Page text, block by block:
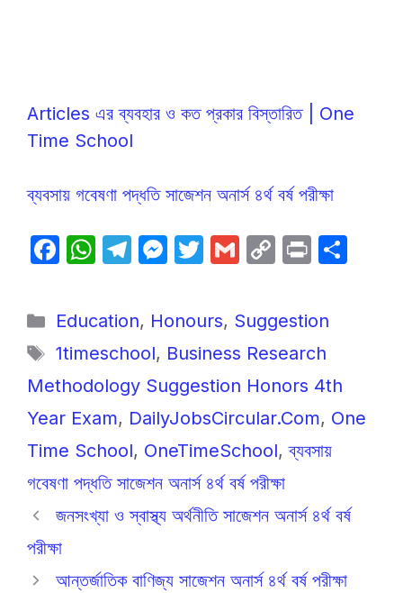
Articles এর ব্যবহার ও কত প্রকার বিস্তারিত | One
Time School
ব্যবসায় গবেষণা পদ্ধতি সাজেশন অনার্স ৪র্থ বর্ষ পরীক্ষা
F
c
e
b
o
o
k
W
at
s
A
p
p
T
gr
a
m
M
s
e
n
g
er
T
er
G
ail
C
y
Li
n
k
P
Categories
Education, Honours, Suggestion
Tags
1timeschool, Business Research
Methodology Suggestion Honors 4th
Year Exam, DailyJobsCircular.Com, One
Time School, OneTimeSchool,ব্যবসায়
গবেষণা পদ্ধতি সাজেশন অনার্স ৪র্থ বর্ষ পরীক্ষা
জনসংখ্যা ও স্বাস্থ্য অর্থনীতি সাজেশন অনার্স ৪র্থ বর্ষ
পরীক্ষা
আন্তর্জাতিক বাণিজ্য সাজেশন অনার্স ৪র্থ বর্ষ পরীক্ষা